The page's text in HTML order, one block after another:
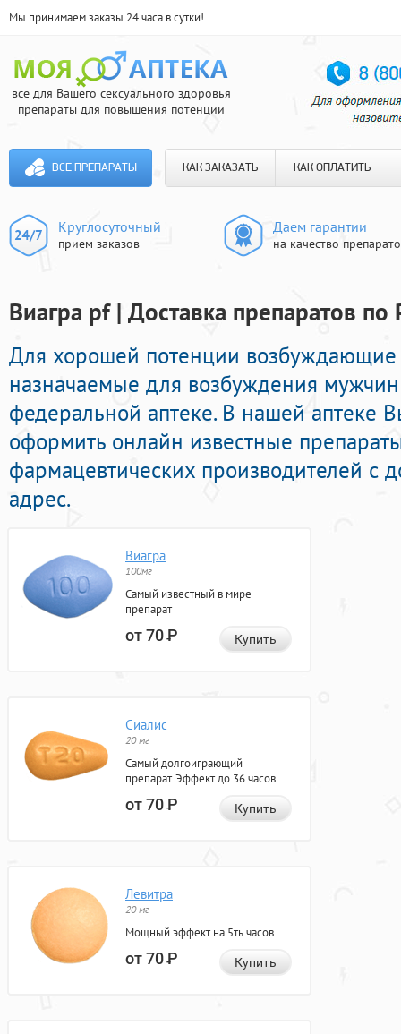
Мы принимаем заказы 24 часа в сутки!
все для Вашего сексуального здоровья
препараты для повышения потенции
ВСЕ ПРЕПАРАТЫ КАК ЗАКАЗАТЬ КАК ОПЛАТИТЬ
Круглосуточный
прием заказов
Даем гарантии
на качество
Виагра pf | Доставка препаратов по
Для хорошей потенции
назначаемые для возбуждения
федеральной аптеке. В нашей аптеке
оформить онлайн известные
фармацевтических производителей с
адрес.
Виагра
100мг
Самый известный в мире
препарат
от 70Р Купить
Сиалис
20 мг
Самый долгоиграющий
препарат. Эффект до 36 часов.
от 70Р Купить
Левитра
20 мг
Мощный эффект на 5ть часов.
от 70Р Купить